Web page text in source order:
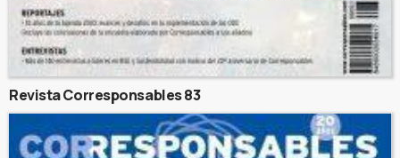
Revista Corresponsables 83